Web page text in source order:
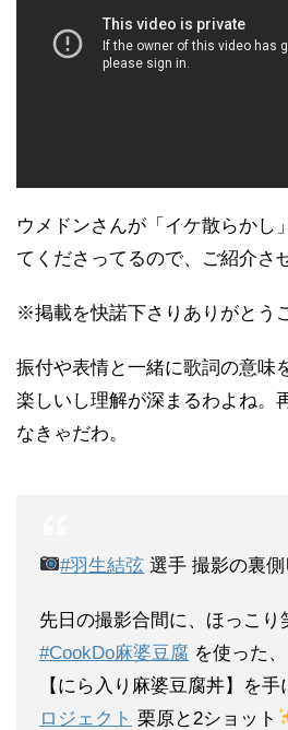
ウメドンさんが「イケ散らかし
てくださってるので、ご紹介さ
※掲載を快諾下さりありがとう
振付や表情と一緒に歌詞の意味
楽しいし理解が深まるわよね。
なきゃだわ。
#羽生結弦 選手 撮影の裏側
先日の撮影合間に、ほっこり
#CookDo麻婆豆腐 を使った、
【にら入り麻婆豆腐丼】を手
ロジェクト 栗原と2ショット